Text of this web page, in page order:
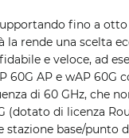
fino a
rende una scelta
e veloce, ad
60G AP e wAP
di 60 GHz, che
di licenza
base/punto